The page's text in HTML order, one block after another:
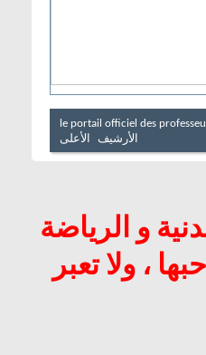
le portail officiel des
الأرشيف
الأعلى
و الرياضة
، ولا تعبر